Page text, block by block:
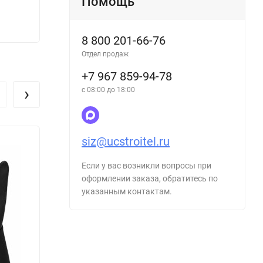
›
8 800 201-66-76
Отдел продаж
+7 967 859-94-78
с 08:00 до 18:00
siz@ucstroitel.ru
Если у вас возникли вопросы при
оформлении заказа, обратитесь по
указанным контактам.